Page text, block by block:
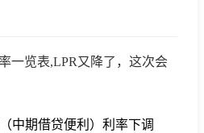
一览表,LPR又降了，这次会
中期借贷便利）利率下调